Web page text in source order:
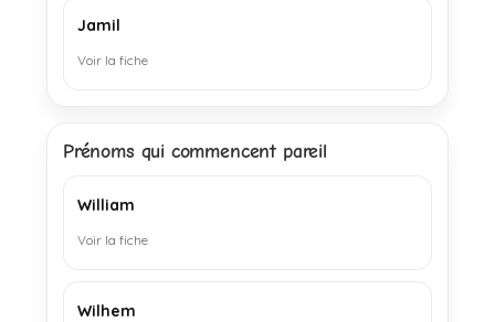
Jamil
Voir la fiche
Prénoms qui commencent pareil
William
Voir la fiche
Wilhem